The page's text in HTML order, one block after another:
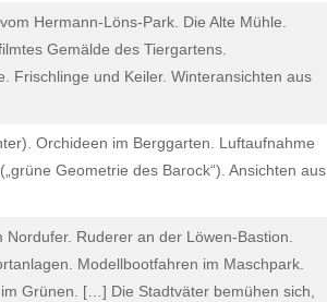
Hermann-Löns-Park. Die Alte Mühle.
Gemälde des Tiergartens.
Frischlinge und Keiler. Winteransichten aus
Orchideen im Berggarten. Luftaufnahme
Geometrie des Barock“). Ansichten aus
Ruderer an der Löwen-Bastion.
Modellbootfahren im Maschpark.
Grünen. […] Die Stadtväter bemühen sich,